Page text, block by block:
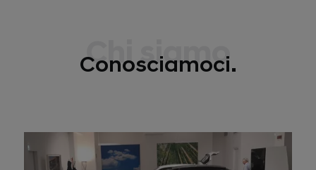
Chi siamo
Conosciamoci.